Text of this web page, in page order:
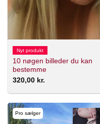
Nyt produkt
10 nøgen billeder du kan
bestemme
320,00 kr.
Pro sælger